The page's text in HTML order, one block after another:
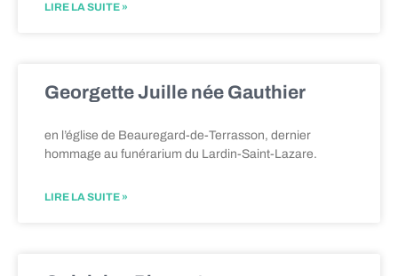
LIRE LA SUITE »
Georgette Juille née Gauthier
en l’église de Beauregard-de-Terrasson, dernier
hommage au funérarium du Lardin-Saint-Lazare.
LIRE LA SUITE »